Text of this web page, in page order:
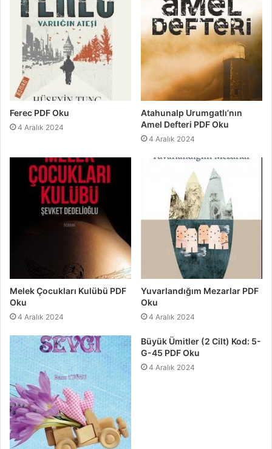
Ferec PDF Oku
4 Aralık 2024
Atahunalp Urumgatlı’nın
Amel Defteri PDF Oku
4 Aralık 2024
Melek Çocukları Kulübü PDF
Oku
4 Aralık 2024
Yuvarlandığım Mezarlar PDF
Oku
4 Aralık 2024
Büyük Ümitler (2 Cilt) Kod: 5-
G-45 PDF Oku
4 Aralık 2024